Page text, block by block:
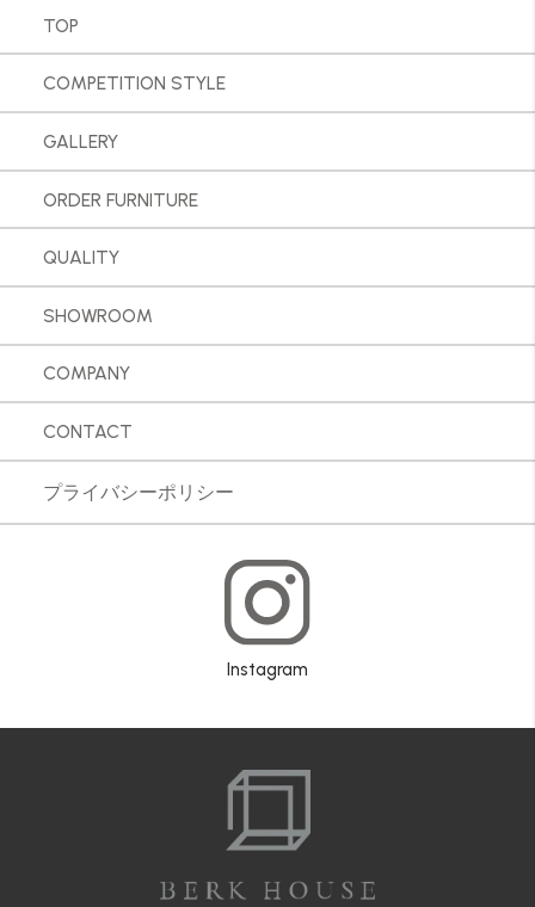
TOP
COMPETITION STYLE
GALLERY
ORDER FURNITURE
QUALITY
SHOWROOM
COMPANY
CONTACT
プライバシーポリシー
Instagram